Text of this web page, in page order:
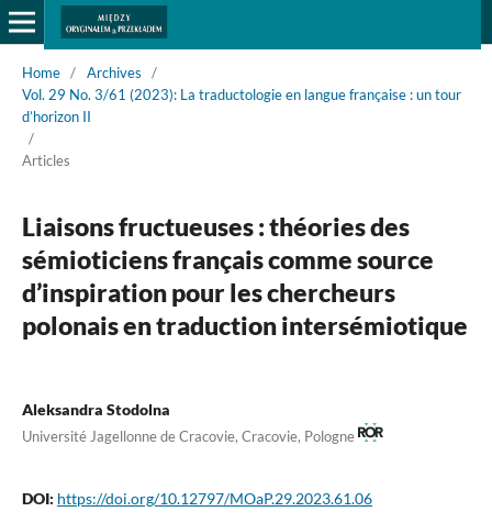
Home / Archives
/
Vol. 29 No. 3/61 (2023): La traductologie en langue française : un tour
d’horizon II
/
Articles
Liaisons fructueuses : théories des
sémioticiens français comme source
d’inspiration pour les chercheurs
polonais en traduction intersémiotique
Aleksandra Stodolna
Université Jagellonne de Cracovie, Cracovie, Pologne
DOI: https://doi.org/10.12797/MOaP.29.2023.61.06